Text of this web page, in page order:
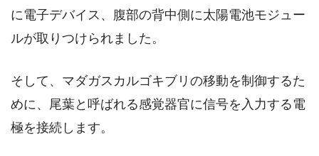
に電子デバイス、腹部の背中側に太陽電池モジュー
ルが取りつけられました。
そして、マダガスカルゴキブリの移動を制御するた
めに、尾葉と呼ばれる感覚器官に信号を入力する電
極を接続します。